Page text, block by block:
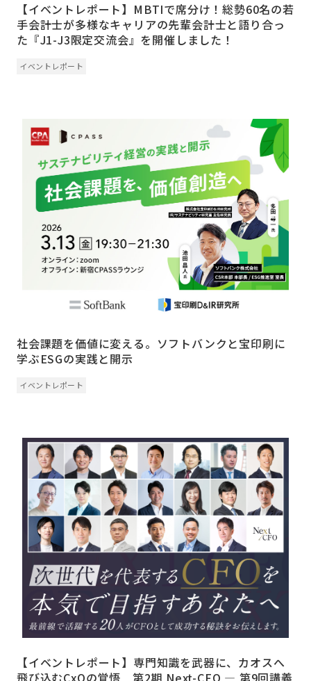
【イベントレポート】MBTIで席分け！総勢60名の若
手会計士が多様なキャリアの先輩会計士と語り合っ
た『J1-J3限定交流会』を開催しました！
イベントレポート
社会課題を価値に変える。ソフトバンクと宝印刷に
学ぶESGの実践と開示
イベントレポート
【イベントレポート】専門知識を武器に、カオスへ
飛び込むCxOの覚悟 第2期 Next-CFO ― 第9回講義